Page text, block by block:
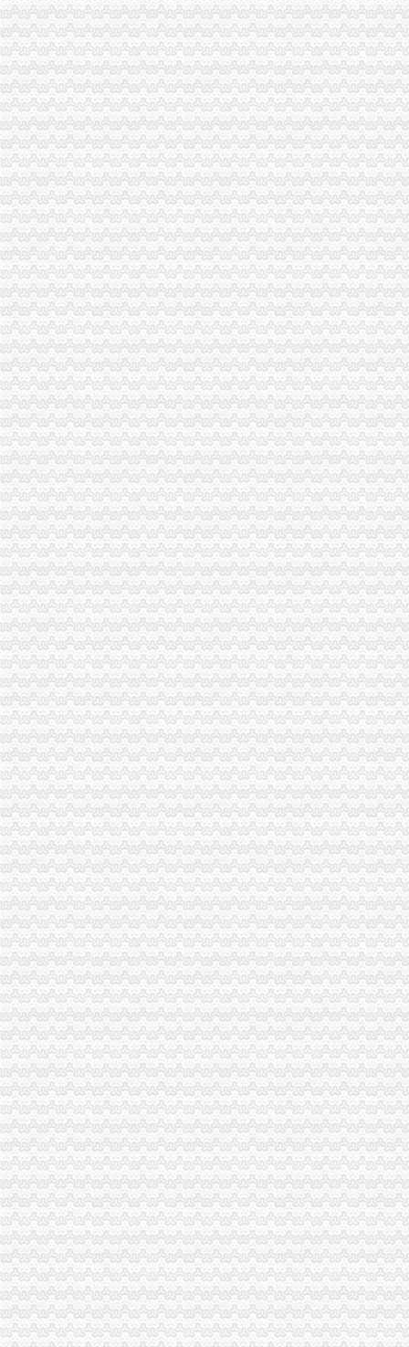
【为经开区明珠广场附近增资验资注册注销转让变更公司】-合肥开发
“暖巢”的效应看龙南经开区加大安商服务工作力度-龙南,经开区-赣
经开区西洽会79个项目签约总投资达352.3亿元-新闻频道-西部网（
经开区汤桃路口附近注册公司的增资验资的代账选小江_志趣网
成都经开区掀起工业投资增资热潮_新闻中心_新浪网
中新网湖北湖北新闻网武汉临空港经开区14个项目集体开工总投资56
铜陵经开区铜基新材料产业发展基金新增资5亿元铜资讯-有金属新闻-
经开区27个项目集中开工和投产-市场-芜湖乐居网
天合东方增资建设气囊生产线经开区汽车产业链完善-新闻频道-华商网
经开区开启“基金+项目”PPP合作运营模式_河北新闻网
岳经开区集中签约73个项目总投资达339亿元-市州精选-湖南在线-
哈经开区多种形式助企业拓展融资渠道--哈尔滨新闻网
长沙经开区年产值超10亿元企业达19家_湖南频道_红网
长沙经开区引进10余招商项目年产值可增600亿_湖南频道_红网
【专业代办郑州经开区增资验资出具验资报告财务审计报告】-郑州经
临空港经开区一日签约十个产业项目?“力动力”成为其共同点_